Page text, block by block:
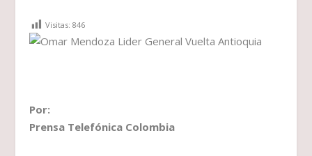
Visitas: 846
Por:
Prensa Telefónica Colombia